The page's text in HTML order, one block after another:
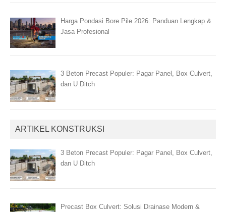
Harga Pondasi Bore Pile 2026: Panduan Lengkap &
Jasa Profesional
3 Beton Precast Populer: Pagar Panel, Box Culvert,
dan U Ditch
ARTIKEL KONSTRUKSI
3 Beton Precast Populer: Pagar Panel, Box Culvert,
dan U Ditch
Precast Box Culvert: Solusi Drainase Modern &